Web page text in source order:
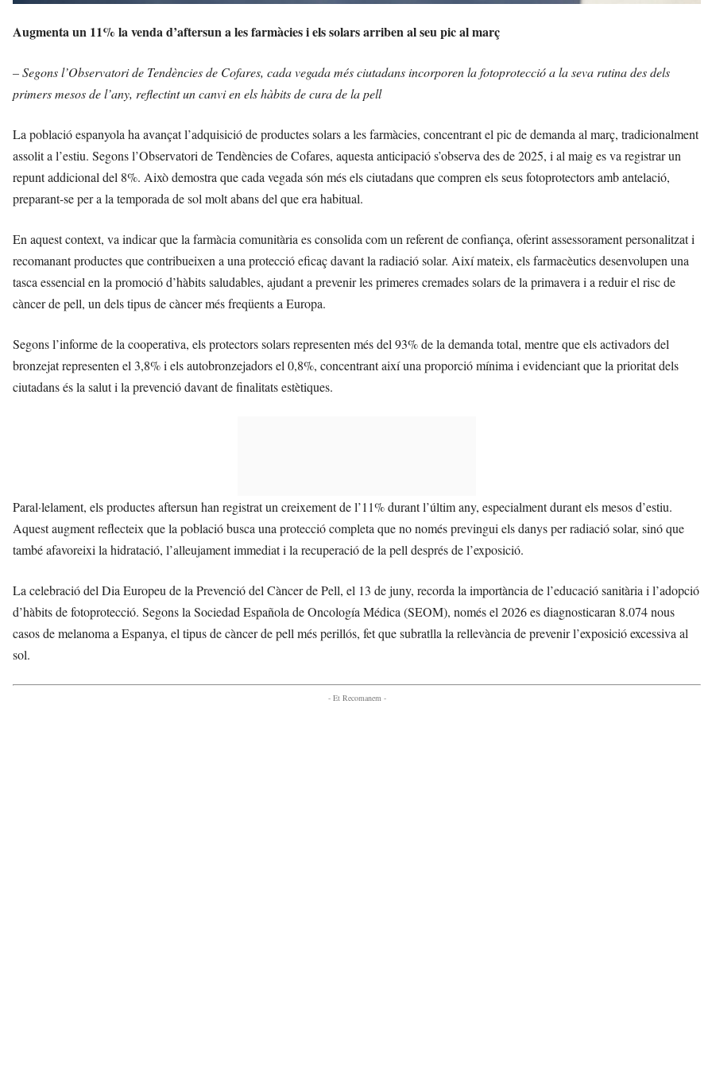
Augmenta un 11% la venda d’aftersun a les farmàcies i els solars arriben al seu pic al març
– Segons l’Observatori de Tendències de Cofares, cada vegada més ciutadans incorporen la fotoprotecció a la seva rutina des dels
primers mesos de l’any, reflectint un canvi en els hàbits de cura de la pell
La població espanyola ha avançat l’adquisició de productes solars a les farmàcies, concentrant el pic de demanda al març, tradicionalment
assolit a l’estiu. Segons l’Observatori de Tendències de Cofares, aquesta anticipació s’observa des de 2025, i al maig es va registrar un
repunt addicional del 8%. Això demostra que cada vegada són més els ciutadans que compren els seus fotoprotectors amb antelació,
preparant-se per a la temporada de sol molt abans del que era habitual.
En aquest context, va indicar que la farmàcia comunitària es consolida com un referent de confiança, oferint assessorament personalitzat i
recomanant productes que contribueixen a una protecció eficaç davant la radiació solar. Així mateix, els farmacèutics desenvolupen una
tasca essencial en la promoció d’hàbits saludables, ajudant a prevenir les primeres cremades solars de la primavera i a reduir el risc de
càncer de pell, un dels tipus de càncer més freqüents a Europa.
Segons l’informe de la cooperativa, els protectors solars representen més del 93% de la demanda total, mentre que els activadors del
bronzejat representen el 3,8% i els autobronzejadors el 0,8%, concentrant així una proporció mínima i evidenciant que la prioritat dels
ciutadans és la salut i la prevenció davant de finalitats estètiques.
Paral·lelament, els productes aftersun han registrat un creixement de l’11% durant l’últim any, especialment durant els mesos d’estiu.
Aquest augment reflecteix que la població busca una protecció completa que no només previngui els danys per radiació solar, sinó que
també afavoreixi la hidratació, l’alleujament immediat i la recuperació de la pell després de l’exposició.
La celebració del Dia Europeu de la Prevenció del Càncer de Pell, el 13 de juny, recorda la importància de l’educació sanitària i l’adopció
d’hàbits de fotoprotecció. Segons la Sociedad Española de Oncología Médica (SEOM), només el 2026 es diagnosticaran 8.074 nous
casos de melanoma a Espanya, el tipus de càncer de pell més perillós, fet que subratlla la rellevància de prevenir l’exposició excessiva al
sol.
- Et Recomanem -